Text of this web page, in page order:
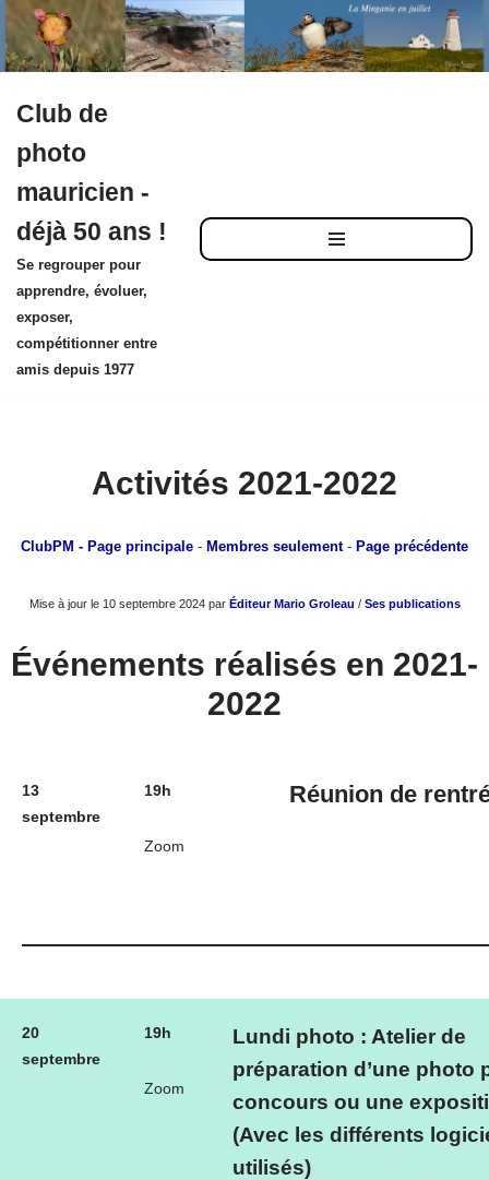
au
contenu
Club de
photo
mauricien -
déjà 50 ans !
Se regrouper pour
apprendre, évoluer,
exposer,
compétitionner entre
amis depuis 1977
Activités 2021-2022
ClubPM - Page principale - Membres seulement- Page précédente
Mise à jour le 10 septembre 2024 par Éditeur Mario Groleau / Ses publications
Événements réalisés en 2021-
2022
13
septembre
19h
Zoom
Réunion de
20
septembre
19h
Zoom
Lundi photo : Atelier de
préparation d’une photo
concours ou une
(Avec les différents
utilisés)